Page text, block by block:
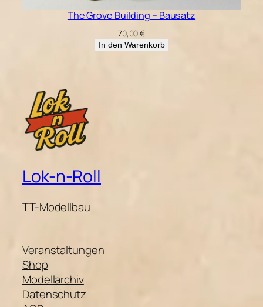
The Grove Building – Bausatz
70,00€
In den Warenkorb
Lok-n-Roll
TT-Modellbau
Veranstaltungen
Shop
Modellarchiv
Datenschutz